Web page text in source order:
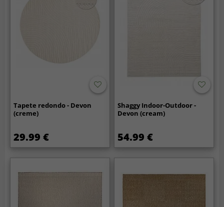
Tapete redondo - Devon
(creme)
29.99 €
Shaggy Indoor-Outdoor -
Devon (cream)
54.99 €